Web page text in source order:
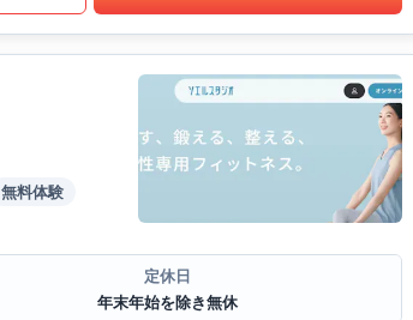
無料体験
定休日
年末年始を除き無休